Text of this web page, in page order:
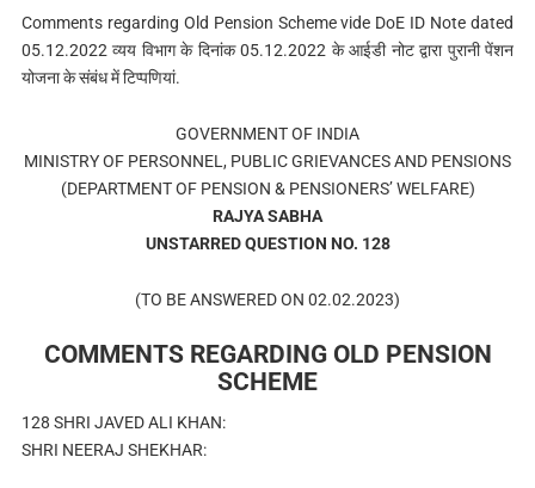
Comments regarding Old Pension Scheme vide DoE ID Note dated
05.12.2022 व्यय विभाग के दिनांक 05.12.2022 के आईडी नोट द्वारा पुरानी पेंशन
योजना के संबंध में टिप्पणियां.
GOVERNMENT OF INDIA
MINISTRY OF PERSONNEL, PUBLIC GRIEVANCES AND PENSIONS
(DEPARTMENT OF PENSION & PENSIONERS’ WELFARE)
RAJYA SABHA
UNSTARRED QUESTION NO. 128
(TO BE ANSWERED ON 02.02.2023)
COMMENTS REGARDING OLD PENSION
SCHEME
128 SHRI JAVED ALI KHAN:
SHRI NEERAJ SHEKHAR: